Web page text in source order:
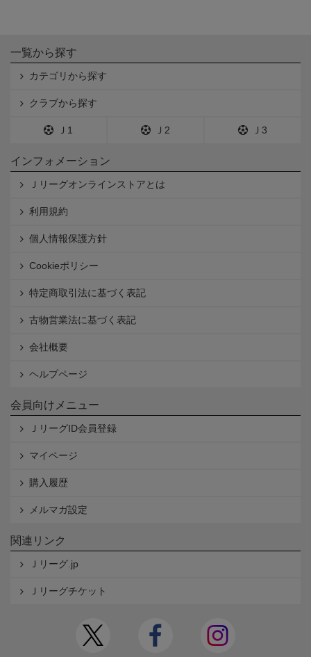
一覧から探す
カテゴリから探す
クラブから探す
Ｊ1 Ｊ2 Ｊ3
インフォメーション
Ｊリーグオンラインストアとは
利用規約
個人情報保護方針
Cookieポリシー
特定商取引法に基づく表記
古物営業法に基づく表記
会社概要
ヘルプページ
会員向けメニュー
ＪリーグID会員登録
マイページ
購入履歴
メルマガ設定
関連リンク
Ｊリーグ.jp
Ｊリーグチケット